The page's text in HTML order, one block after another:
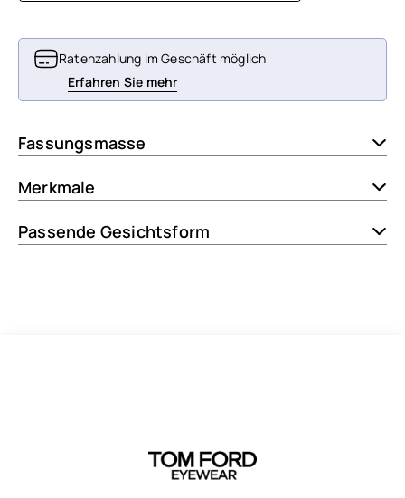
Ratenzahlung im Geschäft möglich
Erfahren Sie mehr
Fassungsmasse
Merkmale
Passende Gesichtsform